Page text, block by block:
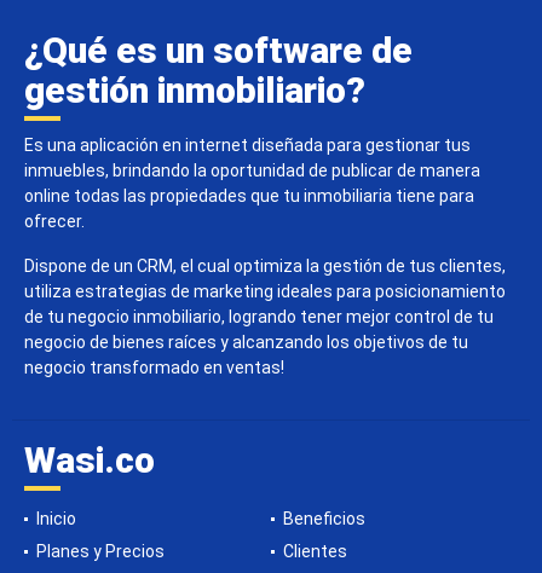
¿Qué es un software de
gestión inmobiliario?
Es una aplicación en internet diseñada para gestionar tus
inmuebles, brindando la oportunidad de publicar de manera
online todas las propiedades que tu inmobiliaria tiene para
ofrecer.
Dispone de un CRM, el cual optimiza la gestión de tus clientes,
utiliza estrategias de marketing ideales para posicionamiento
de tu negocio inmobiliario, logrando tener mejor control de tu
negocio de bienes raíces y alcanzando los objetivos de tu
negocio transformado en ventas!
Wasi.co
Inicio
Beneficios
Planes y Precios
Clientes